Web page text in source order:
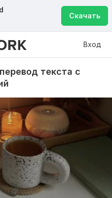
Скачать
Вход
текста с